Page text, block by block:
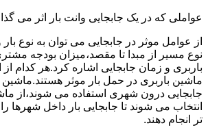
عواملی که در یک جابجایی وانت بار اثر می
از عوامل موثر در جابجایی می توان به نوع
نوع مسیر از مبدا تا مقصد،میزان بودجه
باربری و زمان جابجایی اشاره کرد.هر کدام از
ماشین باربری در حمل بار موثر هستند.ماشین
جابجایی درون شهری استفاده می شوند،از
انتخاب می شوند تا جابجایی بار داخل شهرها
تر انجام دهند.